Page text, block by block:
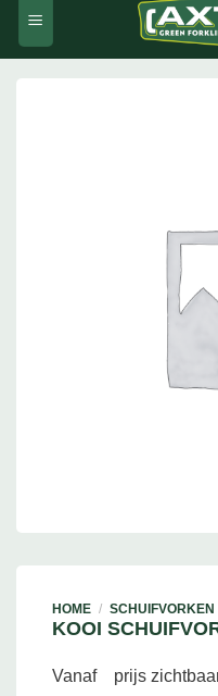
HOME / SCHUIFVORKEN
KOOI
Vanaf prijs